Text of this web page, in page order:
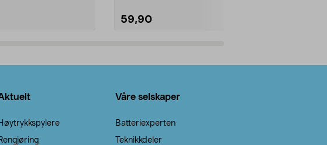
59,90
Våre selskaper
Batteriexperten
Teknikkdeler